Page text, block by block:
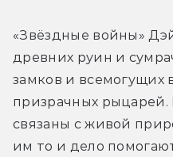
«Звёздные войны»
древних руин и
замков и всемогущих
призрачных рыцарей.
связаны с живой
им то и дело